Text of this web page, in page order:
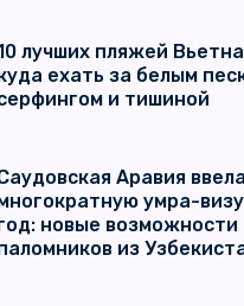
лучших пляжей
ехать за белым
и тишиной
Аравия ввела
умра-
новые возможности
из